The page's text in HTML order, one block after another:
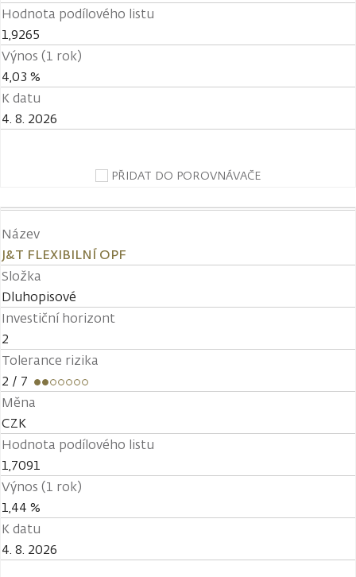
Hodnota podílového listu
1,9265
Výnos (1 rok)
4,03 %
K datu
4. 8. 2026
PŘIDAT DO POROVNÁVAČE
Název
J&T FLEXIBILNÍ OPF
Složka
Dluhopisové
Investiční horizont
2
Tolerance rizika
2 / 7
Měna
CZK
Hodnota podílového listu
1,7091
Výnos (1 rok)
1,44 %
K datu
4. 8. 2026